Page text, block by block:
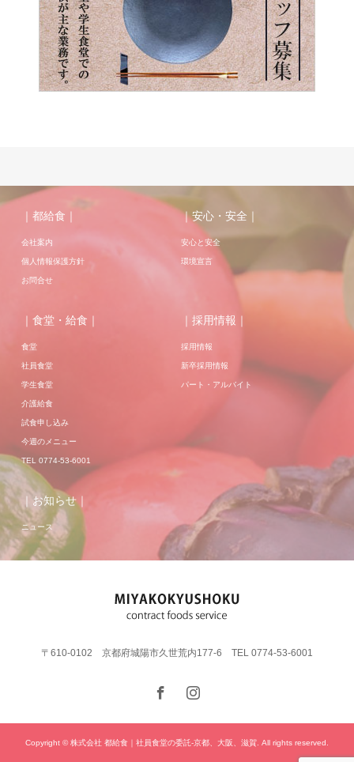
｜都給食｜
会社案内
個人情報保護方針
お問合せ
｜安心・安全｜
安心と安全
環境宣言
｜食堂・給食｜
食堂
社員食堂
学生食堂
介護給食
試食申し込み
今週のメニュー
TEL 0774-53-6001
｜採用情報｜
採用情報
新卒採用情報
パート・アルバイト
｜お知らせ｜
ニュース
〒610-0102 京都府城陽市久世荒内177-6 TEL 0774-53-6001
Copyright © 株式会社 都給食｜社員食堂の委託-京都、大阪、滋賀. All rights reserved.